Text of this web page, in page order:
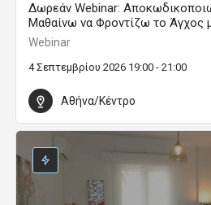
Δωρεάν Webinar:
Μαθαίνω να Φροντίζω το Άγχος
Webinar
4 Σεπτεμβρίου 2026 19:00 - 21:00
Αθήνα/Κέντρο